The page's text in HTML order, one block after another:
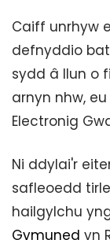
Caiff unrhyw
defnyddio
sydd â llun o
arnyn nhw,
Electronig
Ni ddylai'r
safleoedd
hailgylchu
Gymuned yn